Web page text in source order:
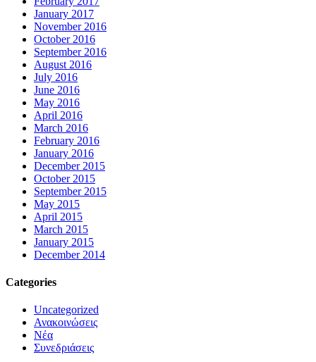
January 2017
November 2016
October 2016
September 2016
August 2016
July 2016
June 2016
May 2016
April 2016
March 2016
February 2016
January 2016
December 2015
October 2015
September 2015
May 2015
April 2015
March 2015
January 2015
December 2014
Categories
Uncategorized
Ανακοινώσεις
Νέα
Συνεδριάσεις